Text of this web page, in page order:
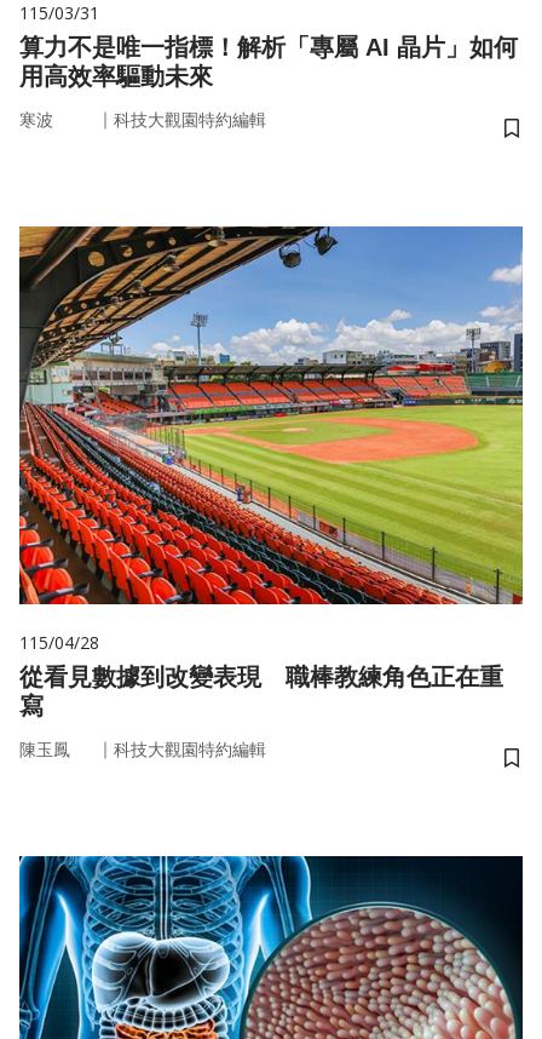
115/03/31
算力不是唯一指標！解析「專屬 AI 晶片」如何
用高效率驅動未來
寒波 ｜ 科技大觀園特約編輯
儲
115/04/28
從看見數據到改變表現 職棒教練角色正在重
寫
陳玉鳳 ｜ 科技大觀園特約編輯
儲